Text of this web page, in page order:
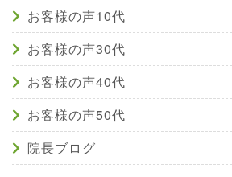
お客様の声10代
お客様の声30代
お客様の声40代
お客様の声50代
院長ブログ